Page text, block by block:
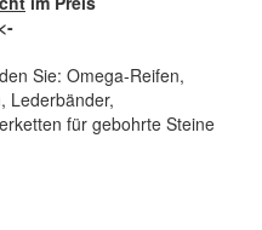
Sie: Omega-Reifen,
Lederbänder,
für gebohrte Steine